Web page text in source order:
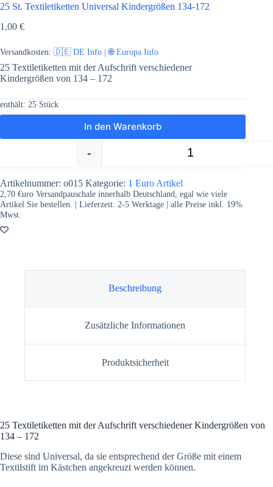
25 St. Textiletiketten Universal Kindergrößen 134-172
1,00 €
Versandkosten: 🇩🇪 DE Info | 🌐 Europa Info
25 Textiletiketten mit der Aufschrift verschiedener
Kindergrößen von 134 – 172
enthält: 25 Stück
25 St. Textiletiketten Universal
-
In den Warenkorb
Artikelnummer: o015 Kategorie: 1 Euro Artikel
2,70 €uro Versandpauschale innerhalb Deutschland, egal wie viele
Artikel Sie bestellen. | Lieferzeit: 2-5 Werktage | alle Preise inkl. 19%
Mwst.
Beschreibung
Zusätzliche Informationen
Produktsicherheit
25 Textiletiketten mit der Aufschrift verschiedener Kindergrößen von
134 – 172
Diese sind Universal, da sie entsprechend der Größe mit einem
Textilstift im Kästchen angekreuzt werden können.